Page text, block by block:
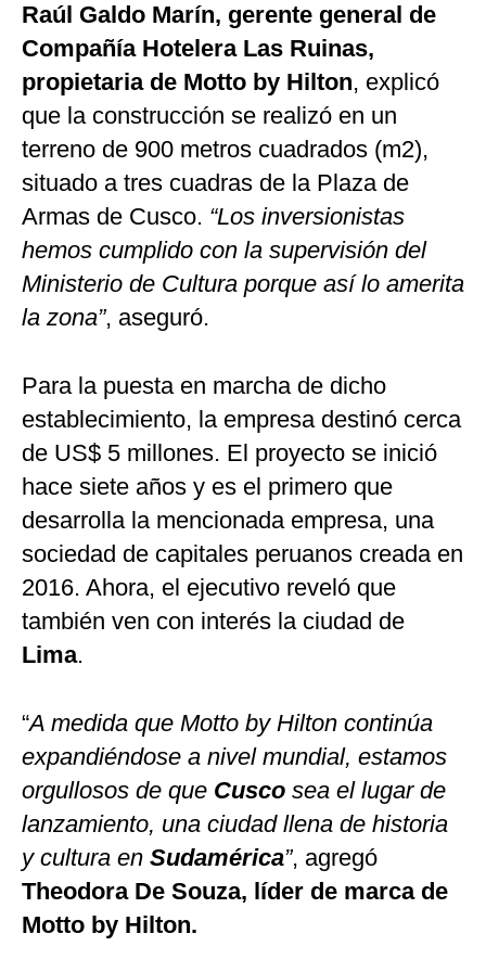
Raúl Galdo Marín, gerente general de
Compañía Hotelera Las Ruinas,
propietaria de Motto by Hilton, explicó
que la construcción se realizó en un
terreno de 900 metros cuadrados (m2),
situado a tres cuadras de la Plaza de
Armas de Cusco. “Los inversionistas
hemos cumplido con la supervisión del
Ministerio de Cultura porque así lo amerita
la zona”, aseguró.
Para la puesta en marcha de dicho
establecimiento, la empresa destinó cerca
de US$ 5 millones. El proyecto se inició
hace siete años y es el primero que
desarrolla la mencionada empresa, una
sociedad de capitales peruanos creada en
2016. Ahora, el ejecutivo reveló que
también ven con interés la ciudad de
Lima.
“A medida que Motto by Hilton continúa
expandiéndose a nivel mundial, estamos
orgullosos de que Cusco sea el lugar de
lanzamiento, una ciudad llena de historia
y cultura en Sudamérica”, agregó
Theodora De Souza, líder de marca de
Motto by Hilton.